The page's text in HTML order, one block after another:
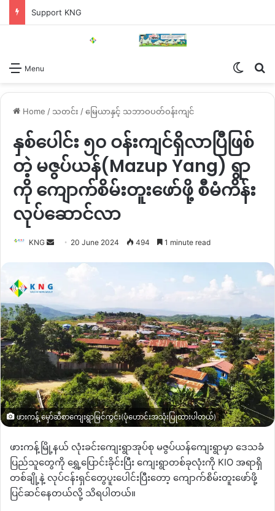
Support KNG
Menu
Home / သတင်း /မြေယာနှင့် သဘာဝပတ်ဝန်းကျင်
နှစ်ပေါင်း ၅၀ ဝန်းကျင်ရှိလာပြီဖြစ်
တဲ့ မဇွပ်ယန်(Mazup Yang) ရွာ
ကို ကျောက်စိမ်းတူးဖော်ဖို့ စီမံကိန်း
လုပ်ဆောင်လာ
KNG
Send 20 June 2024 494 1 minute read
ဖားကန့် မှော်ဆီစာကျေးရွာမြင်ကွင်း(ပုံဟောင်းအသုံးပြုထားပါတယ်)
ဖားကန့်မြို့နယ် လုံးခင်းကျေးရွာအုပ်စု မဇွပ်ယန်ကျေးရွာမှာ ဒေသခံ
ပြည်သူတွေကို ရွှေ့ပြောင်းခိုင်းပြီး ကျေးရွာတစ်ခုလုံးကို KIO အရာရှိ
တစ်ချို့နဲ့ လုပ်ငန်းရှင်တွေပူးပေါင်းပြီးတော့ ကျောက်စိမ်းတူးဖော်ဖို့
ပြင်ဆင်နေတယ်လို့ သိရပါတယ်။